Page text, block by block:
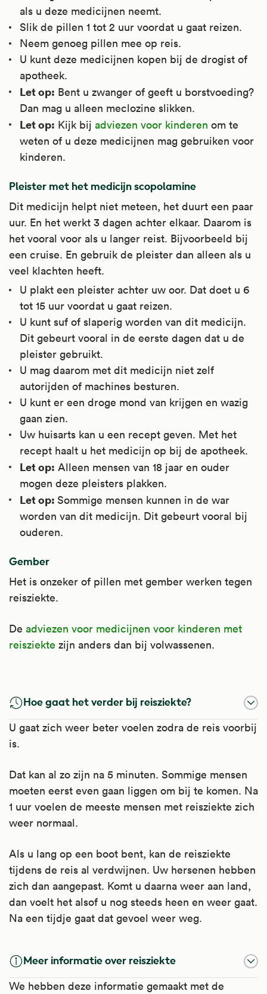
als u deze medicijnen neemt.
Slik de pillen 1 tot 2 uur voordat u gaat reizen.
Neem genoeg pillen mee op reis.
U kunt deze medicijnen kopen bij de drogist of
apotheek.
Let op: Bent u zwanger of geeft u borstvoeding?
Dan mag u alleen meclozine slikken.
Let op: Kijk bij adviezen voor kinderen om te
weten of u deze medicijnen mag gebruiken voor
kinderen.
Pleister met het medicijn scopolamine
Dit medicijn helpt niet meteen, het duurt een paar
uur. En het werkt 3 dagen achter elkaar. Daarom is
het vooral voor als u langer reist. Bijvoorbeeld bij
een cruise. En gebruik de pleister dan alleen als u
veel klachten heeft.
U plakt een pleister achter uw oor. Dat doet u 6
tot 15 uur voordat u gaat reizen.
U kunt suf of slaperig worden van dit medicijn.
Dit gebeurt vooral in de eerste dagen dat u de
pleister gebruikt.
U mag daarom met dit medicijn niet zelf
autorijden of machines besturen.
U kunt er een droge mond van krijgen en wazig
gaan zien.
Uw huisarts kan u een recept geven. Met het
recept haalt u het medicijn op bij de apotheek.
Let op: Alleen mensen van 18 jaar en ouder
mogen deze pleisters plakken.
Let op: Sommige mensen kunnen in de war
worden van dit medicijn. Dit gebeurt vooral bij
ouderen.
Gember
Het is onzeker of pillen met gember werken tegen
reisziekte.
De adviezen voor medicijnen voor kinderen met
reisziekte zijn anders dan bij volwassenen.
Cinnarizine vermindert misselijkheid. Verder
is het een anti-allergiemedicijn.
verschillende vormen van allergie, zoals
netelroos en jeuk. Ook kan het gebruikt
worden bij duizeligheid, maar de werking is
daarbij niet aangetoond.
Kijk voor meer informatie op
Apotheek.nl
Meclozine zorgt ervoor dat u minder
misselijk bent.
braken en bij reisziekte.
Kijk voor meer informatie op
Apotheek.nl
.
Cyclizine vermindert misselijkheid.
Kijk voor meer informatie op
Apotheek.nl
.
Hoe gaat het verder bij reisziekte?
U gaat zich weer beter voelen zodra de reis voorbij
is.
Dat kan al zo zijn na 5 minuten. Sommige mensen
moeten eerst even gaan liggen om bij te komen. Na
1 uur voelen de meeste mensen met reisziekte zich
weer normaal.
Als u lang op een boot bent, kan de reisziekte
tijdens de reis al verdwijnen. Uw hersenen hebben
zich dan aangepast. Komt u daarna weer aan land,
dan voelt het alsof u nog steeds heen en weer gaat.
Na een tijdje gaat dat gevoel weer weg.
Meer informatie over reisziekte
We hebben deze informatie gemaakt met de